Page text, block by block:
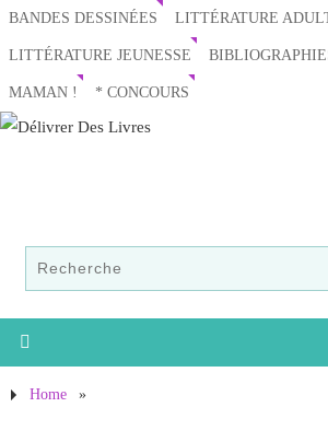
BANDES DESSINÉES LITTÉRATURE
LITTÉRATURE JEUNESSE
MAMAN ! * CONCOURS
Home »